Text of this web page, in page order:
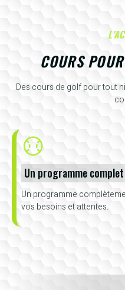
COURS
Des cours de golf pour tout
Un programme complet
Un programme
vos besoins et attentes.